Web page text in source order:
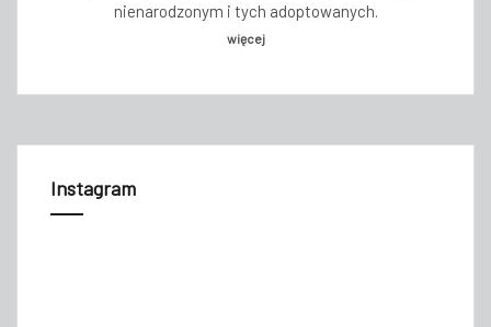
nienarodzonym i tych adoptowanych.
więcej
Instagram